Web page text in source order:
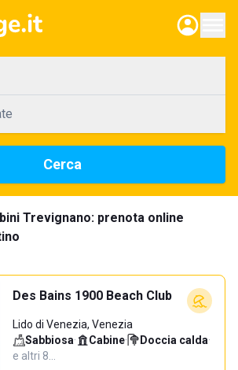
Cerca
Trevignano: prenota online
Des Bains 1900 Beach Club
Lido di Venezia, Venezia
Sabbiosa· Cabine· Doccia calda·
e altri 8…